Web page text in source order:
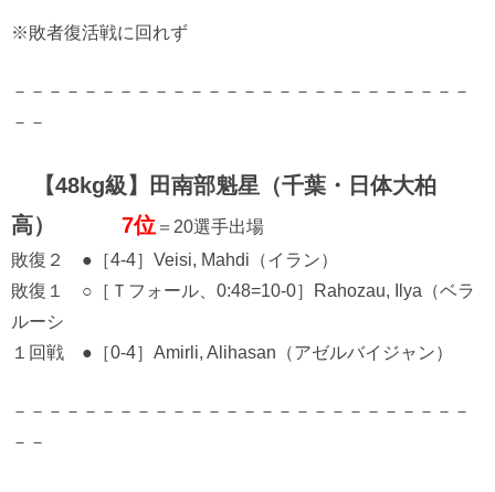
※敗者復活戦に回れず
－－－－－－－－－－－－－－－－－－－－－－－－－－
－－
【48kg級】田南部魁星（千葉・日体大柏
高） 7位 ＝20選手出場
敗復２ ●［4-4］Veisi, Mahdi（イラン）
敗復１ ○［Ｔフォール、0:48=10-0］Rahozau, Ilya（ベラ
ルーシ
１回戦 ●［0-4］Amirli, Alihasan（アゼルバイジャン）
－－－－－－－－－－－－－－－－－－－－－－－－－－
－－